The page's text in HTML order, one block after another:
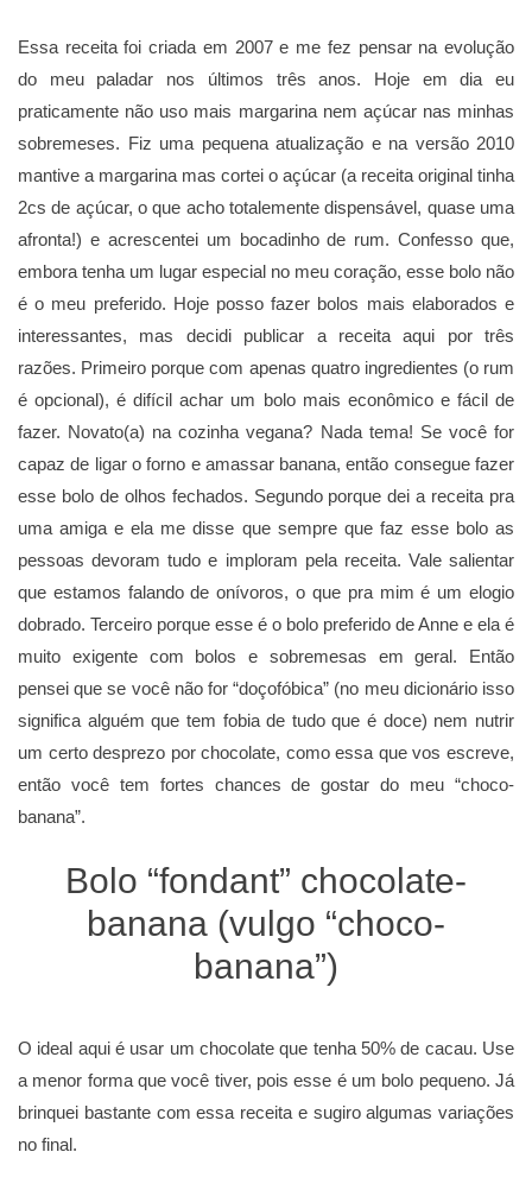
Essa receita foi criada em 2007 e me fez pensar na evolução
do meu paladar nos últimos três anos. Hoje em dia eu
praticamente não uso mais margarina nem açúcar nas minhas
sobremeses. Fiz uma pequena atualização e na versão 2010
mantive a margarina mas cortei o açúcar (a receita original tinha
2cs de açúcar, o que acho totalemente dispensável, quase uma
afronta!) e acrescentei um bocadinho de rum. Confesso que,
embora tenha um lugar especial no meu coração, esse bolo não
é o meu preferido. Hoje posso fazer bolos mais elaborados e
interessantes, mas decidi publicar a receita aqui por três
razões. Primeiro porque com apenas quatro ingredientes (o rum
é opcional), é difícil achar um bolo mais econômico e fácil de
fazer. Novato(a) na cozinha vegana? Nada tema! Se você for
capaz de ligar o forno e amassar banana, então consegue fazer
esse bolo de olhos fechados. Segundo porque dei a receita pra
uma amiga e ela me disse que sempre que faz esse bolo as
pessoas devoram tudo e imploram pela receita. Vale salientar
que estamos falando de onívoros, o que pra mim é um elogio
dobrado. Terceiro porque esse é o bolo preferido de Anne e ela é
muito exigente com bolos e sobremesas em geral. Então
pensei que se você não for “doçofóbica” (no meu dicionário isso
significa alguém que tem fobia de tudo que é doce) nem nutrir
um certo desprezo por chocolate, como essa que vos escreve,
então você tem fortes chances de gostar do meu “choco-
banana”.
Bolo “fondant” chocolate-
banana (vulgo “choco-
banana”)
O ideal aqui é usar um chocolate que tenha 50% de cacau. Use
a menor forma que você tiver, pois esse é um bolo pequeno. Já
brinquei bastante com essa receita e sugiro algumas variações
no final.